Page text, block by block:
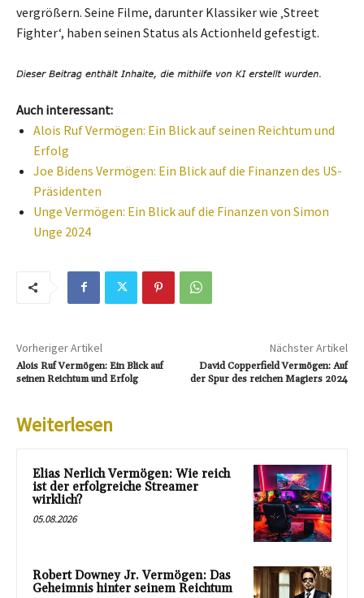
vergrößern. Seine Filme, darunter Klassiker wie ‚Street
Fighter‘, haben seinen Status als Actionheld gefestigt.
Auch interessant:
Alois Ruf Vermögen: Ein Blick auf seinen Reichtum und
Erfolg
Joe Bidens Vermögen: Ein Blick auf die Finanzen des US-
Präsidenten
Unge Vermögen: Ein Blick auf die Finanzen von Simon
Unge 2024
Vorheriger Artikel
Alois Ruf Vermögen: Ein Blick auf
seinen Reichtum und Erfolg
Nächster Artikel
David Copperfield Vermögen: Auf
der Spur des reichen Magiers 2024
Weiterlesen
Elias Nerlich Vermögen: Wie reich
ist der erfolgreiche Streamer
wirklich?
05.08.2026
Robert Downey Jr. Vermögen: Das
Geheimnis hinter seinem Reichtum